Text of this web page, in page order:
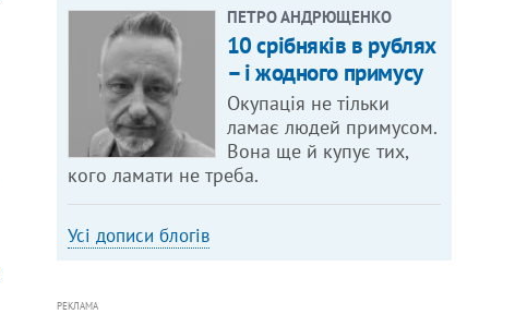
ПЕТРО АНДРЮЩЕНКО
10 срібняків в рублях
– і жодного примусу
Окупація не тільки
ламає людей примусом.
Вона ще й купує тих,
кого ламати не треба.
Усі дописи блогів
РЕКЛАМА